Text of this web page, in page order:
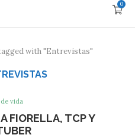
0
with "Entrevistas"
vida
FIORELLA, TCP Y